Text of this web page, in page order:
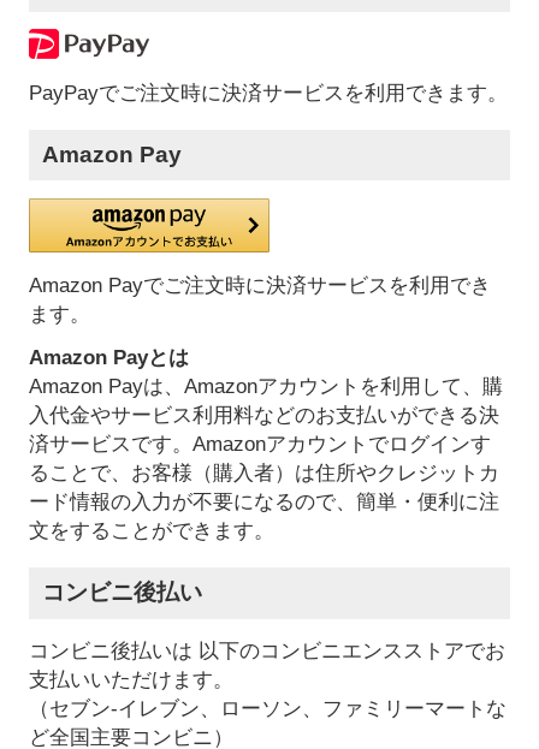
PayPayでご注文時に決済サービスを利用できます。
Amazon Pay
Amazon Payでご注文時に決済サービスを利用でき
ます。
Amazon Payとは
Amazon Payは、Amazonアカウントを利用して、購
入代金やサービス利用料などのお支払いができる決
済サービスです。Amazonアカウントでログインす
ることで、お客様（購入者）は住所やクレジットカ
ード情報の入力が不要になるので、簡単・便利に注
文をすることができます。
コンビニ後払い
コンビニ後払いは 以下のコンビニエンスストアでお
支払いいただけます。
（セブン-イレブン、ローソン、ファミリーマートな
ど全国主要コンビニ）